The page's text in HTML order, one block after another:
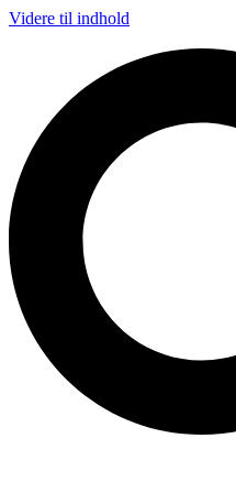
Videre til indhold